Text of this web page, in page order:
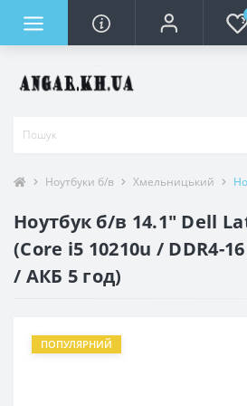
Ноутбуки б/в Хмельницький
Ноутбук б/в 14.1" Dell
(Core i5 10210u / DDR4-
/ АКБ 5 год)
ПОПУЛЯРНИЙ